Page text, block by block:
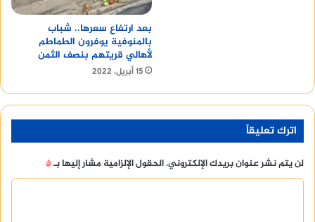
بعد ارتفاع سعرها.. شباب
بالمنوفية يوفرون الطماطم
لأهالي قريتهم بنصف الثمن
15 أبريل، 2022
اترك تعليقاً
لن يتم نشر عنوان بريدك الإلكتروني.الحقول الإلزامية مشار إليها بـ*